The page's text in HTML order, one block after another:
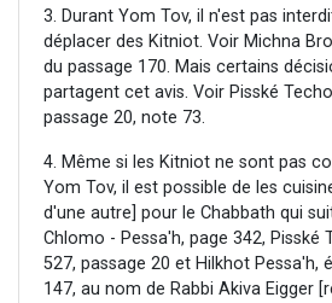
3. Durant Yom Tov, il n'est pas
déplacer des Kitniot. Voir Michna
du passage 170. Mais certains
partagent cet avis. Voir Pisské
passage 20, note 73.
4. Même si les Kitniot ne sont pas
Yom Tov, il est possible de les
d'une autre] pour le Chabbath qui
Chlomo - Pessa'h, page 342, Pisské
527, passage 20 et Hilkhot Pessa'h,
147, au nom de Rabbi Akiva Eigger